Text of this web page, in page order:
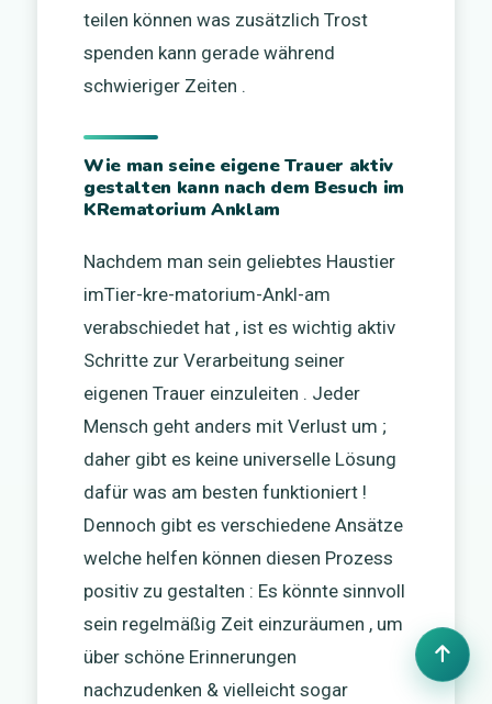
teilen können was zusätzlich Trost
spenden kann gerade während
schwieriger Zeiten .
Wie man seine eigene Trauer aktiv
gestalten kann nach dem Besuch im
KRematorium Anklam
Nachdem man sein geliebtes Haustier
imTier-kre-matorium-Ankl-am
verabschiedet hat , ist es wichtig aktiv
Schritte zur Verarbeitung seiner
eigenen Trauer einzuleiten . Jeder
Mensch geht anders mit Verlust um ;
daher gibt es keine universelle Lösung
dafür was am besten funktioniert !
Dennoch gibt es verschiedene Ansätze
welche helfen können diesen Prozess
positiv zu gestalten : Es könnte sinnvoll
sein regelmäßig Zeit einzuräumen , um
über schöne Erinnerungen
nachzudenken & vielleicht sogar